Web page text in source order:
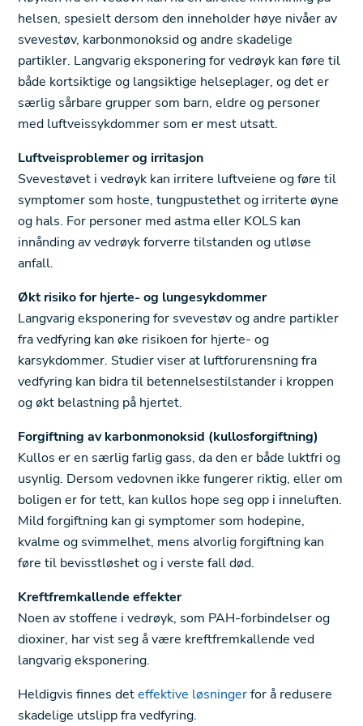
helsen, spesielt dersom den inneholder høye nivåer av
svevestøv, karbonmonoksid og andre skadelige
partikler. Langvarig eksponering for vedrøyk kan føre til
både kortsiktige og langsiktige helseplager, og det er
særlig sårbare grupper som barn, eldre og personer
med luftveissykdommer som er mest utsatt.
Luftveisproblemer og irritasjon
Svevestøvet i vedrøyk kan irritere luftveiene og føre til
symptomer som hoste, tungpustethet og irriterte øyne
og hals. For personer med astma eller KOLS kan
innånding av vedrøyk forverre tilstanden og utløse
anfall.
Økt risiko for hjerte- og lungesykdommer
Langvarig eksponering for svevestøv og andre partikler
fra vedfyring kan øke risikoen for hjerte- og
karsykdommer. Studier viser at luftforurensning fra
vedfyring kan bidra til betennelsestilstander i kroppen
og økt belastning på hjertet.
Forgiftning av karbonmonoksid (kullosforgiftning)
Kullos er en særlig farlig gass, da den er både luktfri og
usynlig. Dersom vedovnen ikke fungerer riktig, eller om
boligen er for tett, kan kullos hope seg opp i inneluften.
Mild forgiftning kan gi symptomer som hodepine,
kvalme og svimmelhet, mens alvorlig forgiftning kan
føre til bevisstløshet og i verste fall død.
Kreftfremkallende effekter
Noen av stoffene i vedrøyk, som PAH-forbindelser og
dioxiner, har vist seg å være kreftfremkallende ved
langvarig eksponering.
Heldigvis finnes deteffektive løsningerfor å redusere
skadelige utslipp fra vedfyring.